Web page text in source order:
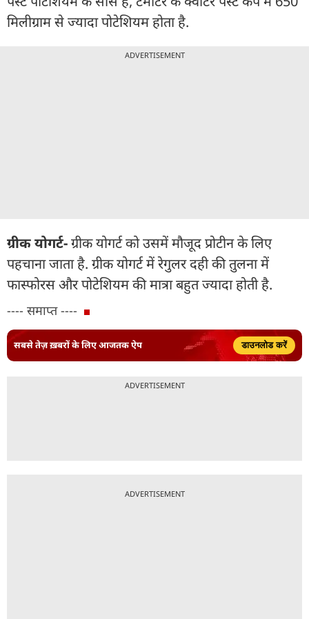
मिलीग्राम से ज्यादा पोटेशियम होता है.
ADVERTISEMENT
ग्रीक योगर्ट-ग्रीक योगर्ट को उसमें मौजूद प्रोटीन के लिए
पहचाना जाता है. ग्रीक योगर्ट में रेगुलर दही की तुलना में
फास्फोरस और पोटेशियम की मात्रा बहुत ज्यादा होती है.
---- समाप्त ----
सबसे तेज़ ख़बरों के लिए आजतक ऐप डाउनलोड करें
ADVERTISEMENT
ADVERTISEMENT